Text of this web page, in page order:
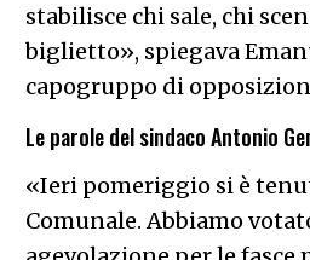
stabilisce chi sale, chi
biglietto», spiegava
capogruppo di
Le parole del sindaco Antonio
«Ieri pomeriggio si è
Comunale. Abbiamo